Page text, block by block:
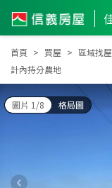
首頁 買屋 區域找屋
計內持分農地
圖片 1/8 格局圖